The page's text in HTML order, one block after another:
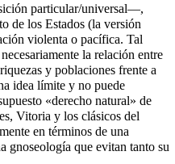
particular/universal—,
de los Estados (la versión
violenta o pacífica. Tal
la relación entre
y poblaciones frente a
idea límite y no puede
«derecho natural» de
Vitoria y los clásicos del
en términos de una
gnoseología que evitan tanto su